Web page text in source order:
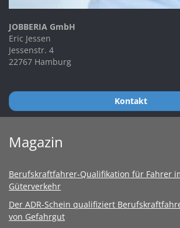
JOBBERIA GmbH
Eric Jessen
Jessenstr. 4
22767 Hamburg
Kontakt
Magazin
Berufskraftfahrer-Qualifikation für Fahrer
Güterverkehr
Der ADR-Schein qualifiziert
von Gefahrgut